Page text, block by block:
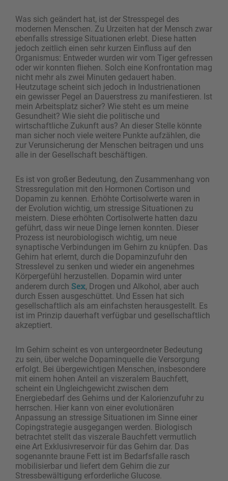
Was sich geändert hat, ist der Stresspegel des
modernen Menschen. Zu Urzeiten hat der Mensch zwar
ebenfalls stressige Situationen erlebt. Diese hatten
jedoch zeitlich einen sehr kurzen Einfluss auf den
Organismus: Entweder wurden wir vom Tiger gefressen
oder wir konnten fliehen. Solch eine Konfrontation mag
nicht mehr als zwei Minuten gedauert haben.
Heutzutage scheint sich jedoch in Industrienationen
ein gewisser Pegel an Dauerstress zu manifestieren. Ist
mein Arbeitsplatz sicher? Wie steht es um meine
Gesundheit? Wie sieht die politische und
wirtschaftliche Zukunft aus? An dieser Stelle könnte
man sicher noch viele weitere Punkte aufzählen, die
zur Verunsicherung der Menschen beitragen und uns
alle in der Gesellschaft beschäftigen.
Es ist von großer Bedeutung, den Zusammenhang von
Stressregulation mit den Hormonen Cortison und
Dopamin zu kennen. Erhöhte Cortisolwerte waren in
der Evolution wichtig, um stressige Situationen zu
meistern. Diese erhöhten Cortisolwerte hatten dazu
geführt, dass wir neue Dinge lernen konnten. Dieser
Prozess ist neurobiologisch wichtig, um neue
synaptische Verbindungen im Gehirn zu knüpfen. Das
Gehirn hat erlernt, durch die Dopaminzufuhr den
Stresslevel zu senken und wieder ein angenehmes
Körpergefühl herzustellen. Dopamin wird unter
anderem durch Sex, Drogen und Alkohol, aber auch
durch Essen ausgeschüttet. Und Essen hat sich
gesellschaftlich als am einfachsten herausgestellt. Es
ist im Prinzip dauerhaft verfügbar und gesellschaftlich
akzeptiert.
Im Gehirn scheint es von untergeordneter Bedeutung
zu sein, über welche Dopaminquelle die Versorgung
erfolgt. Bei übergewichtigen Menschen, insbesondere
mit einem hohen Anteil an viszeralem Bauchfett,
scheint ein Ungleichgewicht zwischen dem
Energiebedarf des Gehirns und der Kalorienzufuhr zu
herrschen. Hier kann von einer evolutionären
Anpassung an stressige Situationen im Sinne einer
Copingstrategie ausgegangen werden. Biologisch
betrachtet stellt das viszerale Bauchfett vermutlich
eine Art Exklusivreservoir für das Gehirn dar. Das
sogenannte braune Fett ist im Bedarfsfalle rasch
mobilisierbar und liefert dem Gehirn die zur
Stressbewältigung erforderliche Glucose.